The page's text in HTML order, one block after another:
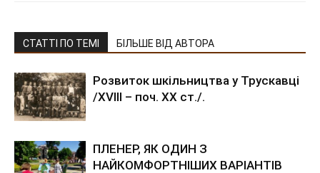
СТАТТІ ПО ТЕМІ БІЛЬШЕ ВІД АВТОРА
Розвиток шкільництва у Трускавці
/XVIII – поч. XX ст./.
ПЛЕНЕР, ЯК ОДИН З
НАЙКОМФОРТНІШИХ ВАРІАНТІВ